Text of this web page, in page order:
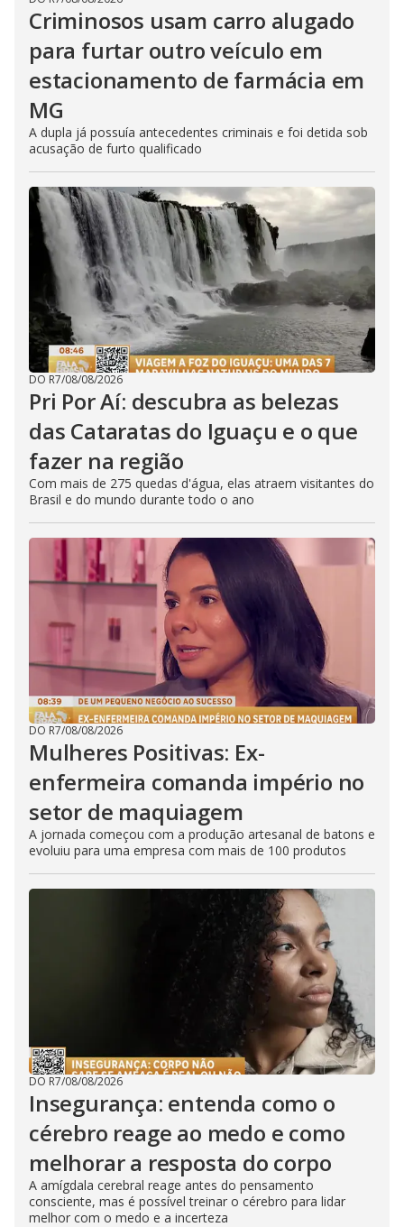
Criminosos usam carro alugado
para furtar outro veículo em
estacionamento de farmácia em
MG
A dupla já possuía antecedentes criminais e foi detida sob
acusação de furto qualificado
DO R7/08/08/2026
Pri Por Aí: descubra as belezas
das Cataratas do Iguaçu e o que
fazer na região
Com mais de 275 quedas d'água, elas atraem visitantes do
Brasil e do mundo durante todo o ano
DO R7/08/08/2026
Mulheres Positivas: Ex-
enfermeira comanda império no
setor de maquiagem
A jornada começou com a produção artesanal de batons e
evoluiu para uma empresa com mais de 100 produtos
DO R7/08/08/2026
Insegurança: entenda como o
cérebro reage ao medo e como
melhorar a resposta do corpo
A amígdala cerebral reage antes do pensamento
consciente, mas é possível treinar o cérebro para lidar
melhor com o medo e a incerteza